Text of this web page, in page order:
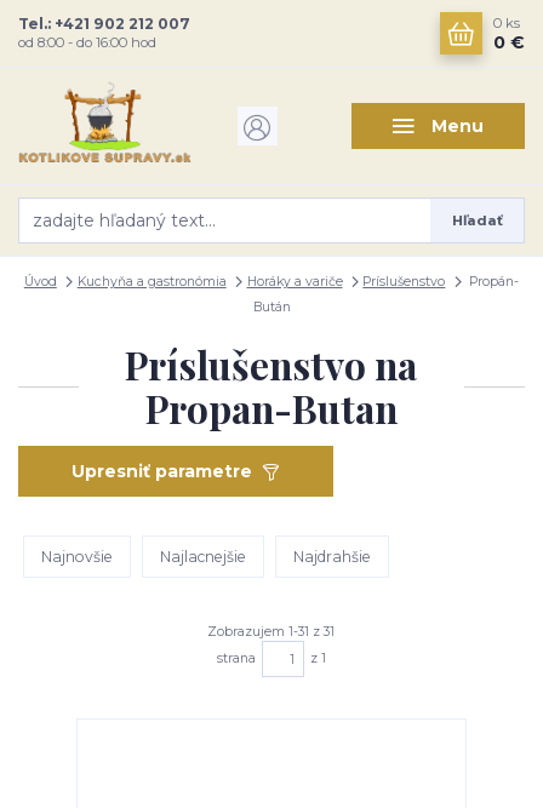
Menu
Hľadať
Tel.: +421 902 212 007
od 8:00 - do 16:00 hod
0 ks
0 €
Úvod Kuchyňa a gastronómia Horáky a variče Príslušenstvo
Propán-
Bután
Príslušenstvo na
Propan-Butan
Upresniť parametre
Najnovšie Najlacnejšie Najdrahšie
Zobrazujem 1-31 z 31
strana
z 1